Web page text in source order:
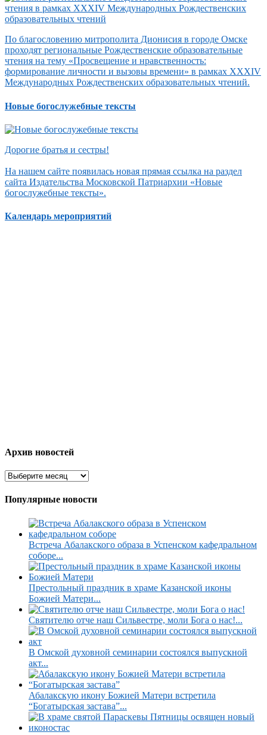
По благословению митрополита Дионисия в городе Омске
проходят региональные Рождественские образовательные
чтения на тему «Просвещение и нравственность:
формирование личности и вызовы времени» в рамках XXXIV
Международных Рождественских образовательных чтений.
Новые богослужебные тексты
Дорогие братья и сестры!
На нашем сайте появилась новая прямая ссылка на раздел
сайта Издательства Московской Патриархии «Новые
богослужебные тексты».
Календарь мероприятий
Архив новостей
Популярные новости
Встреча Абалакского образа в Успенском кафедральном
соборе...
Престольный праздник в храме Казанской иконы
Божией Матери...
Святителю отче наш Сильвестре, моли Бога о нас!...
В Омской духовной семинарии состоялся выпускной
акт...
Абалакскую икону Божией Матери встретила
“Богатырская застава”...